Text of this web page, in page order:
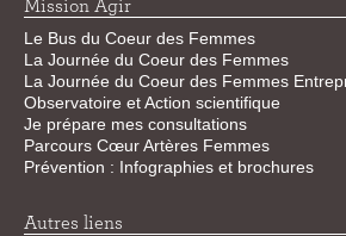
Mission Agir
Le Bus du Coeur des Femmes
La Journée du Coeur des Femmes
La Journée du Coeur des Femmes
Observatoire et Action scientifique
Je prépare mes consultations
Parcours Cœur Artères Femmes
Prévention : Infographies et brochures
Autres liens